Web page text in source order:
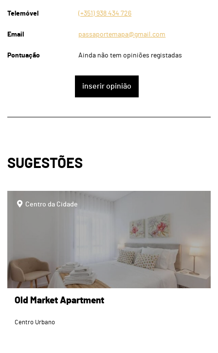
Telemóvel (+351) 938 434 726
Email passaportemapa@gmail.com
Pontuação Ainda não tem opiniões registadas
inserir opinião
SUGESTÕES
Centro da Cidade
Old Market Apartment
Centro Urbano